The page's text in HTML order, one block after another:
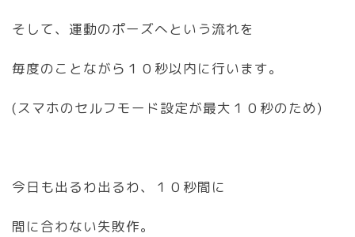
そして、運動のポーズへという流れを
毎度のことながら１０秒以内に行います。
(スマホのセルフモード設定が最大１０秒のため)
今日も出るわ出るわ、１０秒間に
間に合わない失敗作。